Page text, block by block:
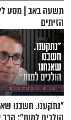
תשעה באב | מסע
הזיתים
"נתקענו. חשבנו